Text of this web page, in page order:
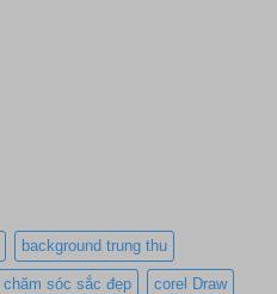
background trung thu
chăm sóc sắc đẹp corel Draw